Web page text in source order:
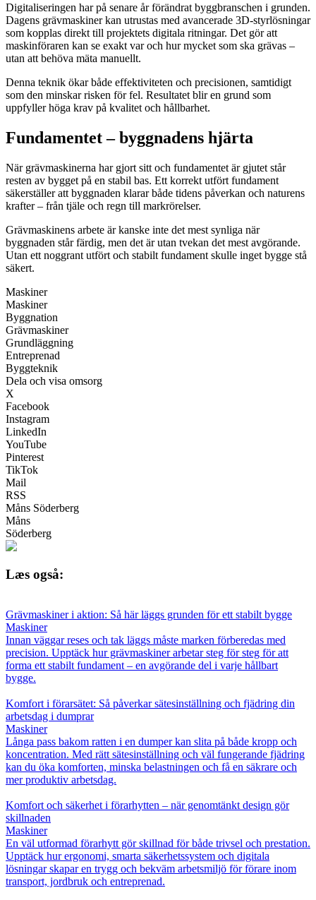
Digitaliseringen har på senare år förändrat byggbranschen i grunden.
Dagens grävmaskiner kan utrustas med avancerade 3D-styrlösningar
som kopplas direkt till projektets digitala ritningar. Det gör att
maskinföraren kan se exakt var och hur mycket som ska grävas –
utan att behöva mäta manuellt.
Denna teknik ökar både effektiviteten och precisionen, samtidigt
som den minskar risken för fel. Resultatet blir en grund som
uppfyller höga krav på kvalitet och hållbarhet.
Fundamentet – byggnadens hjärta
När grävmaskinerna har gjort sitt och fundamentet är gjutet står
resten av bygget på en stabil bas. Ett korrekt utfört fundament
säkerställer att byggnaden klarar både tidens påverkan och naturens
krafter – från tjäle och regn till markrörelser.
Grävmaskinens arbete är kanske inte det mest synliga när
byggnaden står färdig, men det är utan tvekan det mest avgörande.
Utan ett noggrant utfört och stabilt fundament skulle inget bygge stå
säkert.
Maskiner
Maskiner
Byggnation
Grävmaskiner
Grundläggning
Entreprenad
Byggteknik
Dela och visa omsorg
X
Facebook
Instagram
LinkedIn
YouTube
Pinterest
TikTok
Mail
RSS
Måns Söderberg
Måns
Söderberg
Læs også:
Grävmaskiner i aktion: Så här läggs grunden för ett stabilt bygge
Maskiner
Innan väggar reses och tak läggs måste marken förberedas med
precision. Upptäck hur grävmaskiner arbetar steg för steg för att
forma ett stabilt fundament – en avgörande del i varje hållbart
bygge.
Komfort i förarsätet: Så påverkar sätesinställning och fjädring din
arbetsdag i dumprar
Maskiner
Långa pass bakom ratten i en dumper kan slita på både kropp och
koncentration. Med rätt sätesinställning och väl fungerande fjädring
kan du öka komforten, minska belastningen och få en säkrare och
mer produktiv arbetsdag.
Komfort och säkerhet i förarhytten – när genomtänkt design gör
skillnaden
Maskiner
En väl utformad förarhytt gör skillnad för både trivsel och prestation.
Upptäck hur ergonomi, smarta säkerhetssystem och digitala
lösningar skapar en trygg och bekväm arbetsmiljö för förare inom
transport, jordbruk och entreprenad.